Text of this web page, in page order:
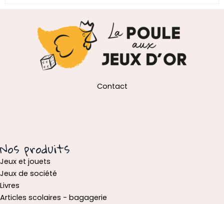
Contact
Nos produits
Jeux et jouets
Jeux de société
Livres
Articles scolaires - bagagerie